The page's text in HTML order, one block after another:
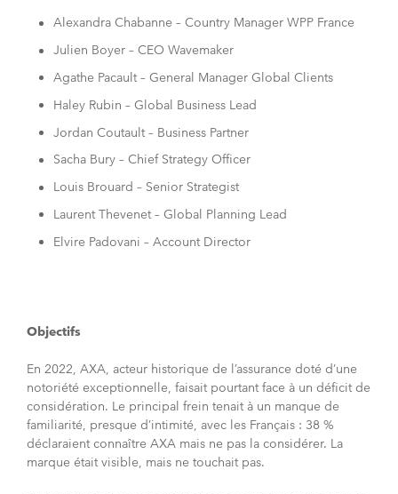
Alexandra Chabanne – Country Manager WPP France
Julien Boyer – CEO Wavemaker
Agathe Pacault – General Manager Global Clients
Haley Rubin – Global Business Lead
Jordan Coutault – Business Partner
Sacha Bury – Chief Strategy Officer
Louis Brouard – Senior Strategist
Laurent Thevenet – Global Planning Lead
Elvire Padovani – Account Director
Objectifs
En 2022, AXA, acteur historique de l’assurance doté d’une
notoriété exceptionnelle, faisait pourtant face à un déficit de
considération. Le principal frein tenait à un manque de
familiarité, presque d’intimité, avec les Français : 38 %
déclaraient connaître AXA mais ne pas la considérer. La
marque était visible, mais ne touchait pas.